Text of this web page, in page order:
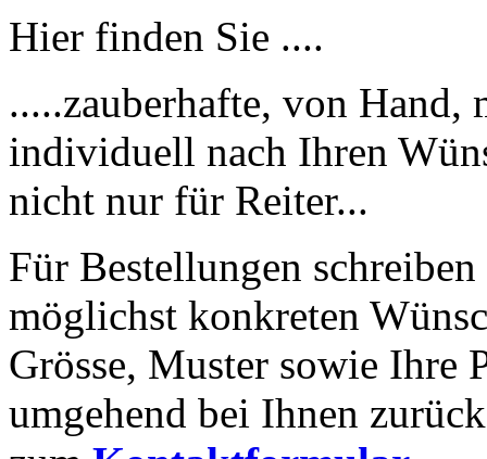
Hier finden Sie ....
.....zauberhafte, von
individuell nach Ihren
nicht nur für Reiter...
Für Bestellungen
möglichst konkreten
Grösse, Muster sowie Ihre
umgehend bei Ihnen